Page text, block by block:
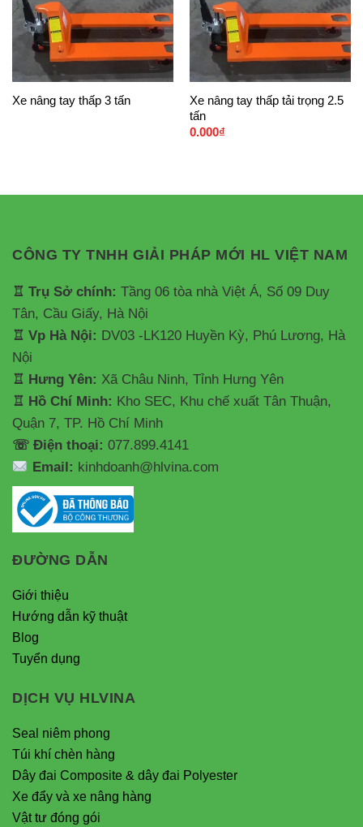
Xe nâng tay thấp 3 tấn
Xe nâng tay thấp tải trọng 2.5
tấn
0.000₫
CÔNG TY TNHH GIẢI PHÁP MỚI HL VIỆT NAM
♖ Trụ Sở chính: Tầng 06 tòa nhà Việt Á, Số 09 Duy
Tân, Cầu Giấy, Hà Nội
♖ Vp Hà Nội: DV03 -LK120 Huyền Kỳ, Phú Lương, Hà
Nội
♖ Hưng Yên: Xã Châu Ninh, Tỉnh Hưng Yên
♖ Hồ Chí Minh: Kho SEC, Khu chế xuất Tân Thuận,
Quận 7, TP. Hồ Chí Minh
☏ Điện thoại: 077.899.4141
Email: kinhdoanh@hlvina.com
ĐƯỜNG DẪN
Giới thiệu
Hướng dẫn kỹ thuật
Blog
Tuyển dụng
DỊCH VỤ HLVINA
Seal niêm phong
Túi khí chèn hàng
Dây đai Composite & dây đai Polyester
Xe đẩy và xe nâng hàng
Vật tư đóng gói